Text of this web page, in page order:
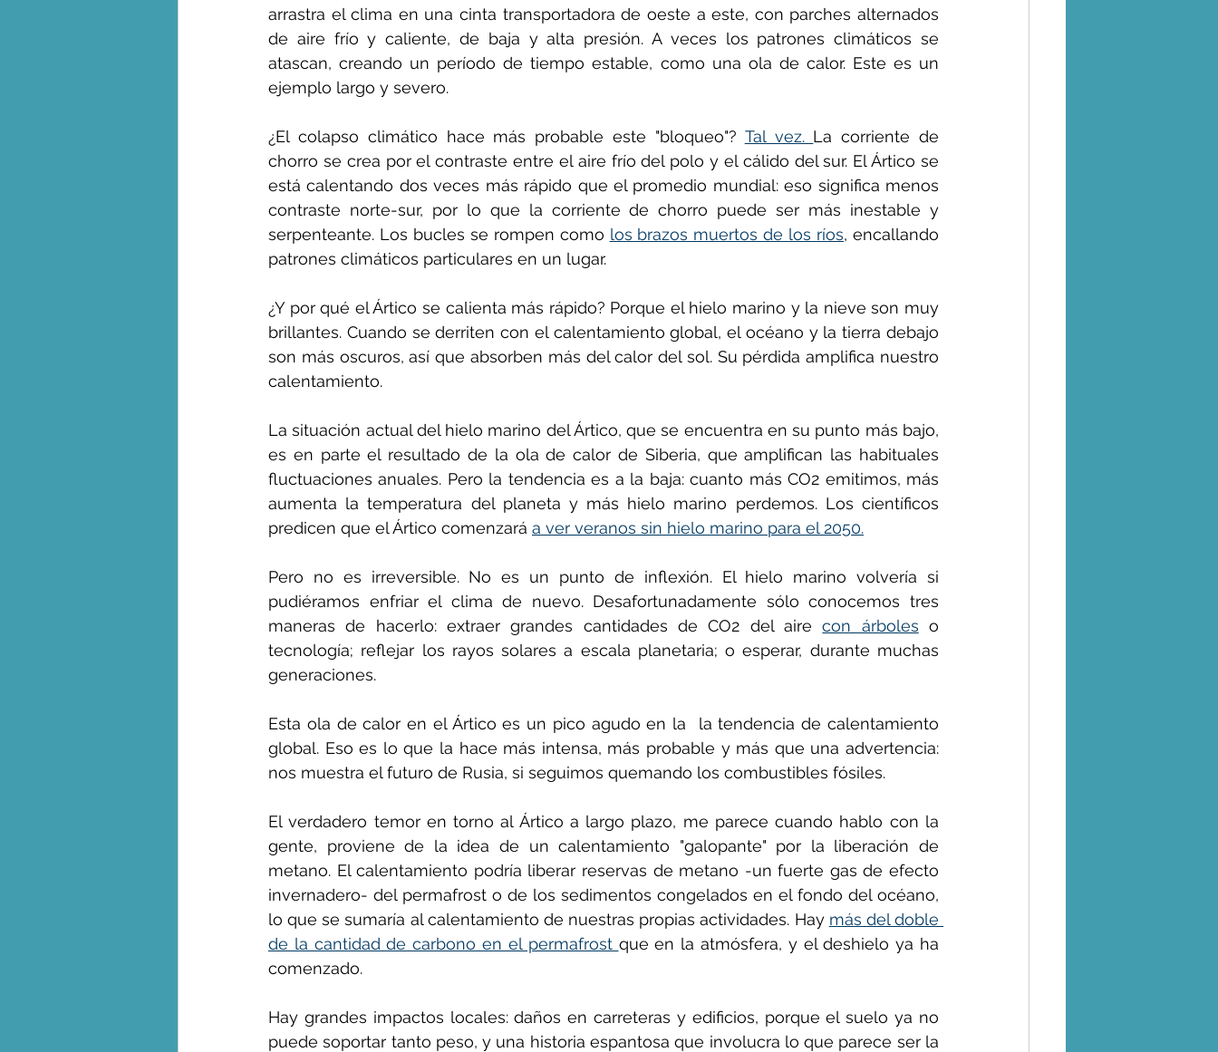
arrastra el clima en una cinta transportadora de oeste a este, con parches alternados
de aire frío y caliente, de baja y alta presión. A veces los patrones climáticos se
atascan, creando un período de tiempo estable, como una ola de calor. Este es un
ejemplo largo y severo.
¿El colapso climático hace más probable este "bloqueo"? Tal vez. La corriente de
chorro se crea por el contraste entre el aire frío del polo y el cálido del sur. El Ártico se
está calentando dos veces más rápido que el promedio mundial: eso significa menos
contraste norte-sur, por lo que la corriente de chorro puede ser más inestable y
serpenteante. Los bucles se rompen como los brazos muertos de los ríos, encallando
patrones climáticos particulares en un lugar.
¿Y por qué el Ártico se calienta más rápido? Porque el hielo marino y la nieve son muy
brillantes. Cuando se derriten con el calentamiento global, el océano y la tierra debajo
son más oscuros, así que absorben más del calor del sol. Su pérdida amplifica nuestro
calentamiento.
La situación actual del hielo marino del Ártico, que se encuentra en su punto más bajo,
es en parte el resultado de la ola de calor de Siberia, que amplifican las habituales
fluctuaciones anuales. Pero la tendencia es a la baja: cuanto más CO2 emitimos, más
aumenta la temperatura del planeta y más hielo marino perdemos. Los científicos
predicen que el Ártico comenzará a ver veranos sin hielo marino para el 2050.
Pero no es irreversible. No es un punto de inflexión. El hielo marino volvería si
pudiéramos enfriar el clima de nuevo. Desafortunadamente sólo conocemos tres
maneras de hacerlo: extraer grandes cantidades de CO2 del aire con árboles o
tecnología; reflejar los rayos solares a escala planetaria; o esperar, durante muchas
generaciones.
Esta ola de calor en el Ártico es un pico agudo en la  la tendencia de calentamiento
global. Eso es lo que la hace más intensa, más probable y más que una advertencia:
nos muestra el futuro de Rusia, si seguimos quemando los combustibles fósiles.
El verdadero temor en torno al Ártico a largo plazo, me parece cuando hablo con la
gente, proviene de la idea de un calentamiento "galopante" por la liberación de
metano. El calentamiento podría liberar reservas de metano -un fuerte gas de efecto
invernadero- del permafrost o de los sedimentos congelados en el fondo del océano,
lo que se sumaría al calentamiento de nuestras propias actividades. Hay más del doble
de la cantidad de carbono en el permafrost que en la atmósfera, y el deshielo ya ha
comenzado.
Hay grandes impactos locales: daños en carreteras y edificios, porque el suelo ya no
puede soportar tanto peso, y una historia espantosa que involucra lo que parece ser la